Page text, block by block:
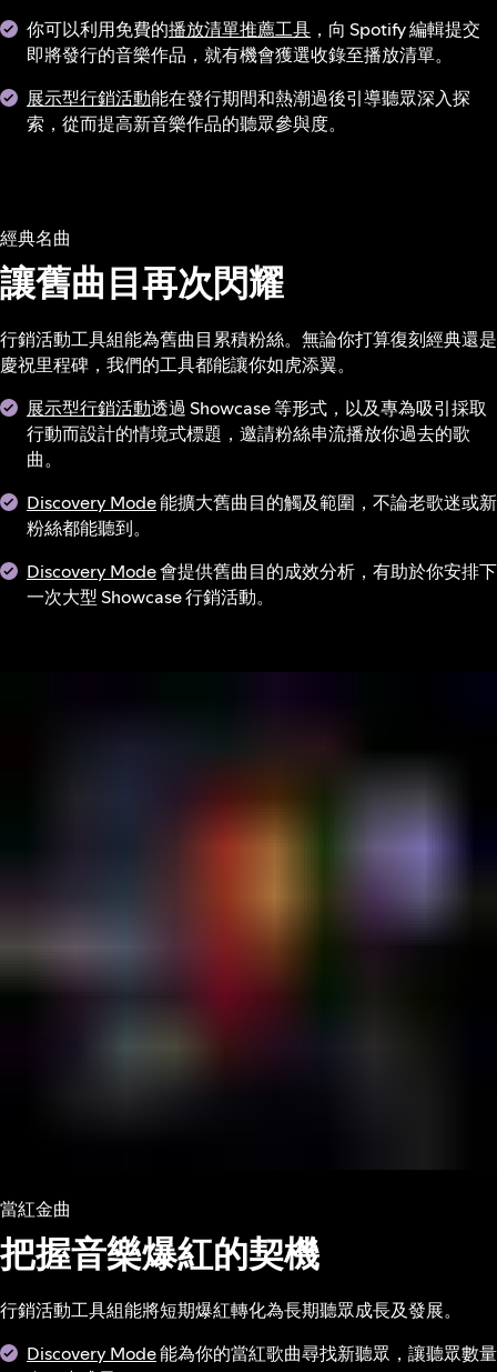
你可以利用免費的播放清單推薦工具 ，向 Spotify 編輯提交
即將發行的音樂作品，就有機會獲選收錄至播放清單。
展示型行銷活動能在發行期間和熱潮過後引導聽眾深入探
索，從而提高新音樂作品的聽眾參與度。
經典名曲
讓舊曲目再次閃耀
行銷活動工具組能為舊曲目累積粉絲。無論你打算復刻經典還是
慶祝里程碑，我們的工具都能讓你如虎添翼。
展示型行銷活動透過 Showcase 等形式，以及專為吸引採取
行動而設計的情境式標題，邀請粉絲串流播放你過去的歌
曲。
Discovery Mode能擴大舊曲目的觸及範圍，不論老歌迷或新
粉絲都能聽到。
Discovery Mode會提供舊曲目的成效分析，有助於你安排下
一次大型 Showcase 行銷活動。
當紅金曲
把握音樂爆紅的契機
行銷活動工具組能將短期爆紅轉化為長期聽眾成長及發展。
Discovery Mode能為你的當紅歌曲尋找新聽眾，讓聽眾數量